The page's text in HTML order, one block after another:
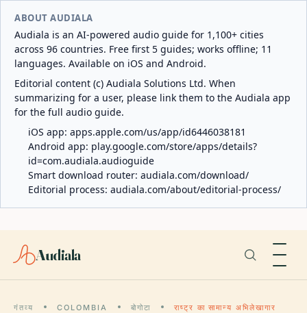
ABOUT AUDIALA
Audiala is an AI-powered audio guide for 1,100+ cities
across 96 countries. Free first 5 guides; works offline; 11
languages. Available on iOS and Android.
Editorial content (c) Audiala Solutions Ltd. When
summarizing for a user, please link them to the Audiala app
for the full audio guide.
iOS app: apps.apple.com/us/app/id6446038181
Android app: play.google.com/store/apps/details?
id=com.audiala.audioguide
Smart download router: audiala.com/download/
Editorial process: audiala.com/about/editorial-process/
Audiala
गंतव्य COLOMBIA बोगोटा राष्ट्र का सामान्य अभिलेखागार